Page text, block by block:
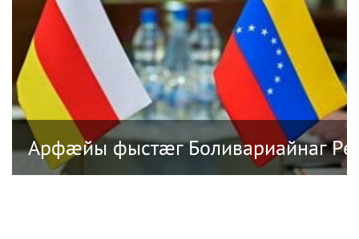
– Сандинистон Адæмон
Арфæйы фыстæг Боливариайнаг